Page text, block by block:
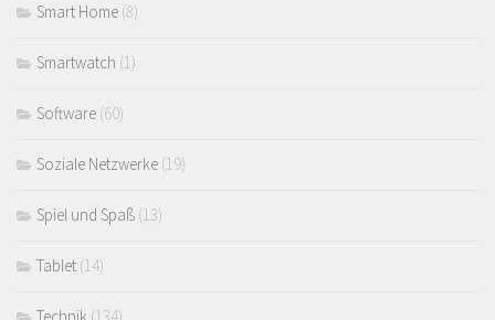
Smart Home (8)
Smartwatch (1)
Software (60)
Soziale Netzwerke (19)
Spiel und Spaß (13)
Tablet (14)